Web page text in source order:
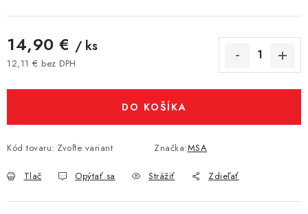
14,90 € / ks
12,11 € bez DPH
DO KOŠÍKA
Kód tovaru: Zvoľte variant Značka:MSA
Tlač Opýtať sa Strážiť Zdieľať